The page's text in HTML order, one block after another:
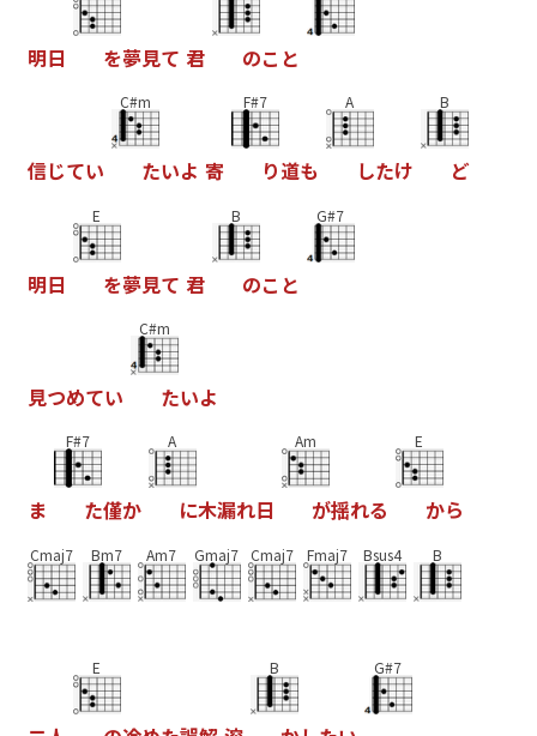
明日 を夢見て 君 のこ と
信じてい
C#m
たいよ 寄
F#7
り道も
A
したけ
B
ど
明日
E
を夢見て 君
B
のこ と
G#7
見つめてい
C#m
たいよ
ま
F#7
た僅か
A
に木漏れ日
Am
が揺れる
E
から
Cmaj7 Bm7 Am7 Gmaj7 Cmaj7 Fmaj7 Bsus4 B
E B G#7